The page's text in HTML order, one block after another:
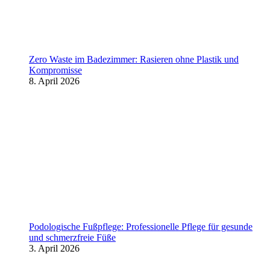
Zero Waste im Badezimmer: Rasieren ohne Plastik und
Kompromisse
8. April 2026
Podologische Fußpflege: Professionelle Pflege für gesunde
und schmerzfreie Füße
3. April 2026